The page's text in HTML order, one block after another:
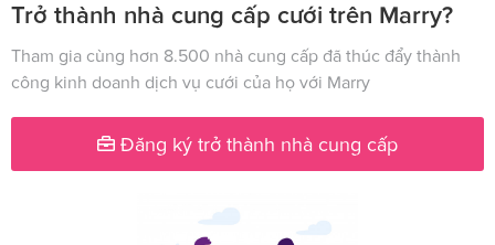
Trở thành nhà cung cấp cưới trên Marry?
Tham gia cùng hơn 8.500 nhà cung cấp đã thúc đẩy thành
công kinh doanh dịch vụ cưới của họ với Marry
Đăng ký trở thành nhà cung cấp